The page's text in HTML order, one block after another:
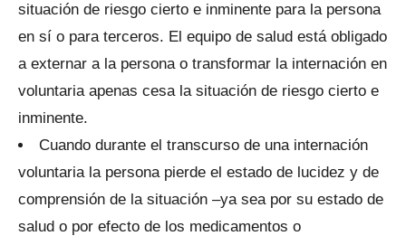
situación de riesgo cierto e inminente para la persona
en sí o para terceros. El equipo de salud está obligado
a externar a la persona o transformar la internación en
voluntaria apenas cesa la situación de riesgo cierto e
inminente.
Cuando durante el transcurso de una internación
voluntaria la persona pierde el estado de lucidez y de
comprensión de la situación –ya sea por su estado de
salud o por efecto de los medicamentos o